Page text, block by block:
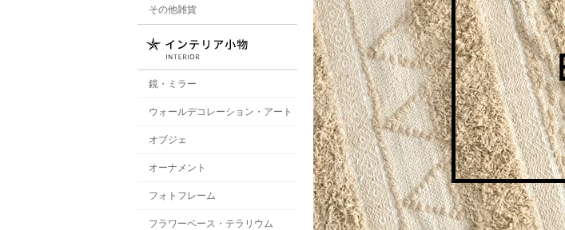
その他雑貨
鏡・ミラー
ウォールデコレーション・アート
オブジェ
オーナメント
フォトフレーム
フラワーベース・テラリウム